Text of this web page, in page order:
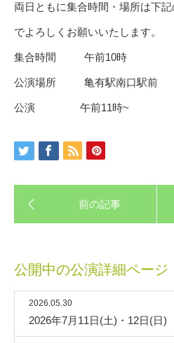
両日ともに集合時間・場所は下
でよろしくお願いいたします。
集合時間 午前10時
公演場所 亀有駅南口駅前
公演 午前11時~
公開中の公演詳細ページ
2026.05.30
2026年7月11日(土)・12日(日